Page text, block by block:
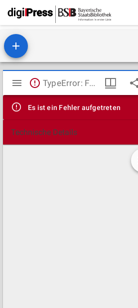
Mirador
Viewer
TypeError: Failed to fetch
Es ist ein Fehler aufgetreten
Technische Details